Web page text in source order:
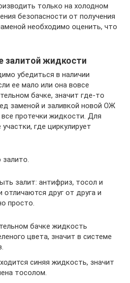
только на холодном
безопасности от получения
необходимо оценить, что
залитой жидкости
убедиться в наличии
ее мало или она вовсе
бачке, значит где-то
заменой и заливкой новой ОЖ
протечки жидкости. Для
где циркулирует
залит: антифриз, тосол и
друг от друга и
просто.
бачке жидкость
цвета, значит в системе
синяя жидкость, значит
тосолом.